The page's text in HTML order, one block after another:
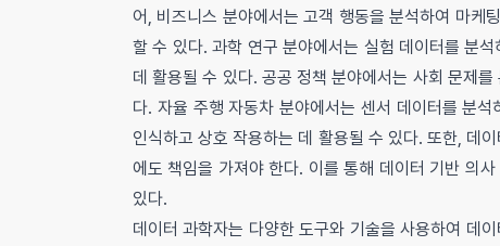
어, 비즈니스 분야에서는 고객 행동을 분석하여 마케
할 수 있다. 과학 연구 분야에서는 실험 데이터를 분
데 활용될 수 있다. 공공 정책 분야에서는 사회 문제
다. 자율 주행 자동차 분야에서는 센서 데이터를 분
인식하고 상호 작용하는 데 활용될 수 있다. 또한, 데
에도 책임을 가져야 한다. 이를 통해 데이터 기반 의
있다.
데이터 과학자는 다양한 도구와 기술을 사용하여 데